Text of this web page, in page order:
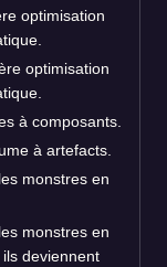
optimisation
optimisation
à composants.
à artefacts.
monstres en
monstres en
deviennent